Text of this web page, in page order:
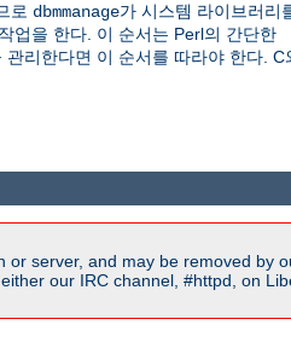
로 dbmmanage가 시스템 라이브러리
업을 한다. 이 순서는 Perl의 간단한
리한다면 이 순서를 따라야 한다. C
server, and may be removed by
our IRC channel, #httpd, on